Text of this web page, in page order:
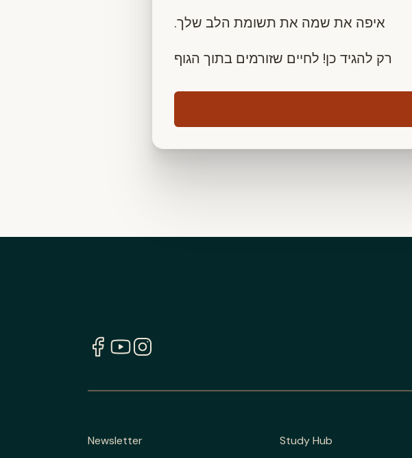
.איפה את שמה את תשומת הלב שלך
רק להגיד כן! לחיים שזורמים בתוך הגוף
Newsletter
Study Hub